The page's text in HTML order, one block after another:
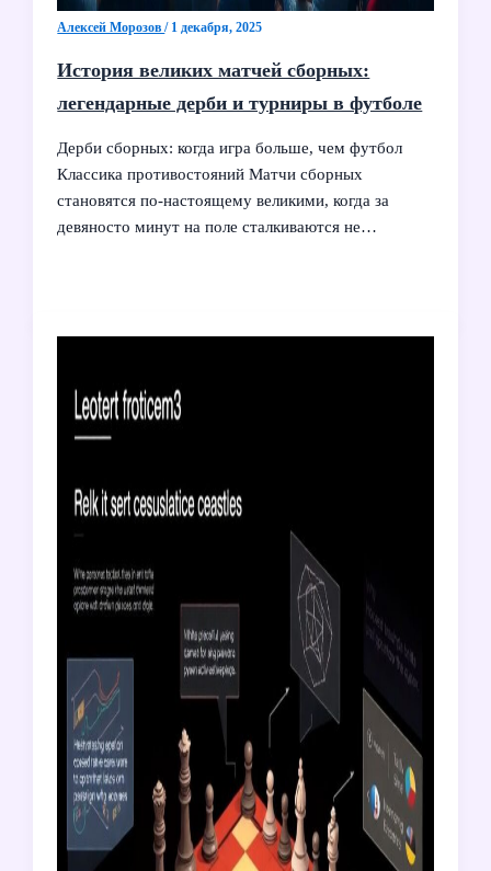
Алексей Морозов/ 1 декабря, 2025
История великих матчей сборных:
легендарные дерби и турниры в футболе
Дерби сборных: когда игра больше, чем футбол
Классика противостояний Матчи сборных
становятся по‑настоящему великими, когда за
девяносто минут на поле сталкиваются не…